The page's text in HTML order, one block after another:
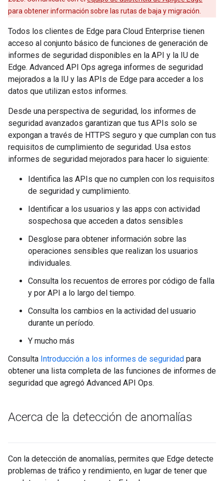
para obtener información sobre las rutas de baja y migración.
Todos los clientes de Edge para Cloud Enterprise tienen
acceso al conjunto básico de funciones de generación de
informes de seguridad disponibles en la API y la IU de
Edge. Advanced API Ops agrega informes de seguridad
mejorados a la IU y las APIs de Edge para acceder a los
datos que utilizan estos informes.
Desde una perspectiva de seguridad, los informes de
seguridad avanzados garantizan que tus APIs solo se
expongan a través de HTTPS seguro y que cumplan con tus
requisitos de cumplimiento de seguridad. Usa estos
informes de seguridad mejorados para hacer lo siguiente:
Identifica las APIs que no cumplen con los requisitos
de seguridad y cumplimiento.
Identificar a los usuarios y las apps con actividad
sospechosa que acceden a datos sensibles
Desglose para obtener información sobre las
operaciones sensibles que realizan los usuarios
individuales.
Consulta los recuentos de errores por código de falla
y por API a lo largo del tiempo.
Consulta los cambios en la actividad del usuario
durante un período.
Y mucho más
Consulta Introducción a los informes de seguridad para
obtener una lista completa de las funciones de informes de
seguridad que agregó Advanced API Ops.
Acerca de la detección de anomalías
Con la detección de anomalías, permites que Edge detecte
problemas de tráfico y rendimiento, en lugar de tener que